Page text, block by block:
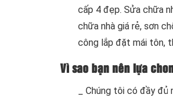
cấp 4 đẹp. Sửa chữa
chữa nhà giá rẻ, sơn
công lắp đặt mái tôn,
Vì sao bạn nên lựa
_ Chúng tôi có đầy